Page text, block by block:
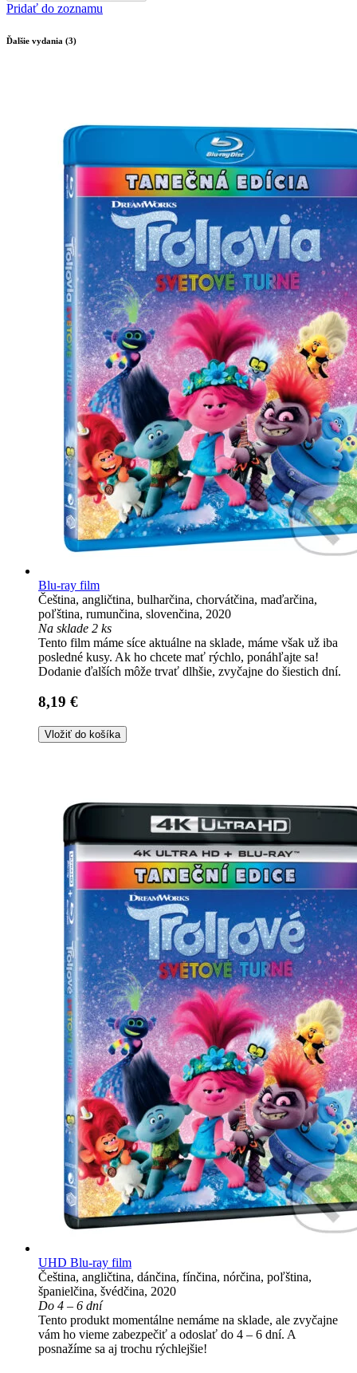
Pridať do zoznamu
Ďalšie vydania (3)
Blu-ray film
Čeština, angličtina, bulharčina, chorvátčina, maďarčina,
poľština, rumunčina, slovenčina, 2020
Na sklade 2 ks
Tento film máme síce aktuálne na sklade, máme však už iba
posledné kusy. Ak ho chcete mať rýchlo, ponáhľajte sa!
Dodanie ďalších môže trvať dlhšie, zvyčajne do šiestich dní.
8,19 €
Vložiť do košíka
UHD Blu-ray film
Čeština, angličtina, dánčina, fínčina, nórčina, poľština,
španielčina, švédčina, 2020
Do 4 – 6 dní
Tento produkt momentálne nemáme na sklade, ale zvyčajne
vám ho vieme zabezpečiť a odoslať do 4 – 6 dní. A
posnažíme sa aj trochu rýchlejšie!